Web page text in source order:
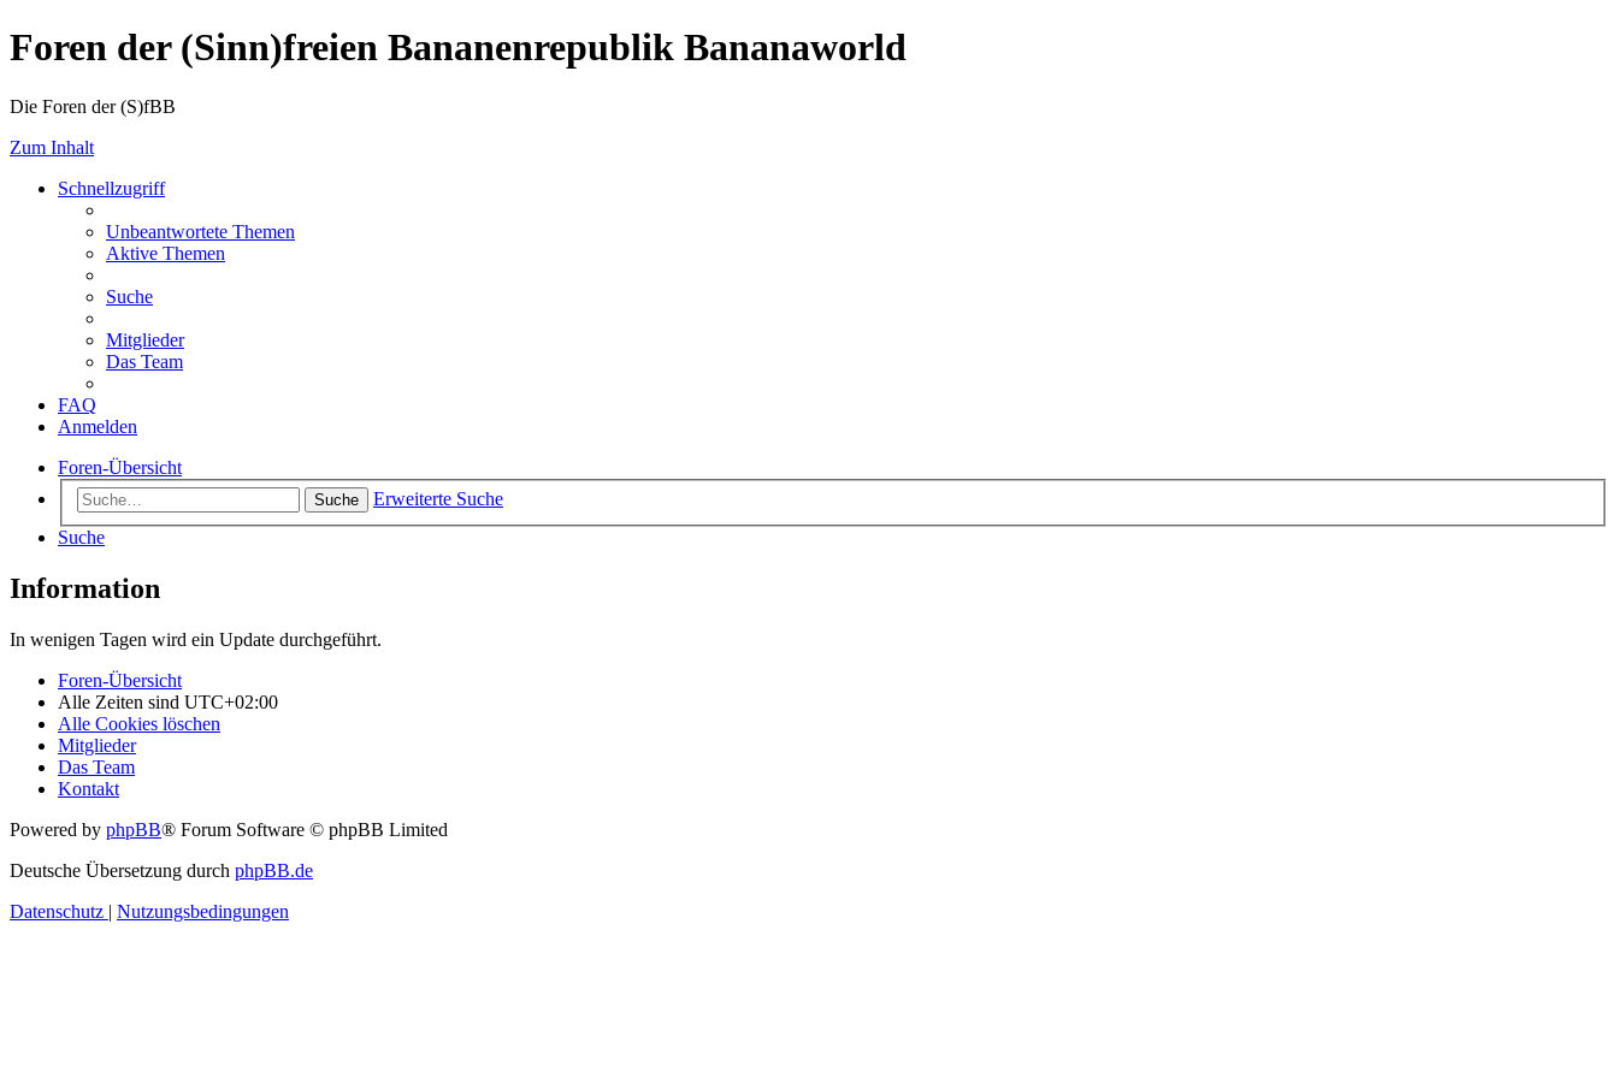
Foren der (Sinn)freien Bananenrepublik Bananaworld
Die Foren der (S)fBB
Zum Inhalt
Schnellzugriff
Unbeantwortete Themen
Aktive Themen
Suche
Mitglieder
Das Team
FAQ
Anmelden
Foren-Übersicht
Suche
Erweiterte Suche
Suche
Information
In wenigen Tagen wird ein Update durchgeführt.
Foren-Übersicht
Alle Zeiten sind UTC+02:00
Alle Cookies löschen
Mitglieder
Das Team
Kontakt
Powered by phpBB® Forum Software © phpBB Limited
Deutsche Übersetzung durch phpBB.de
Datenschutz | Nutzungsbedingungen